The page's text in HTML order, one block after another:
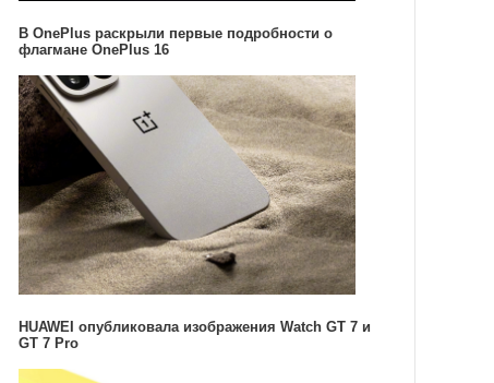
В OnePlus раскрыли первые подробности о
флагмане OnePlus 16
HUAWEI опубликовала изображения Watch GT 7 и
GT 7 Pro